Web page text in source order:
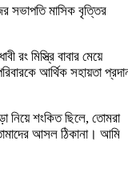
সভাপতি মাসিক বৃত্তির
মিস্ত্রি বাবার মেয়ে
আর্থিক সহায়তা
নিয়ে শংকিত ছিলে, তোমরা
আসল ঠিকানা। আমি